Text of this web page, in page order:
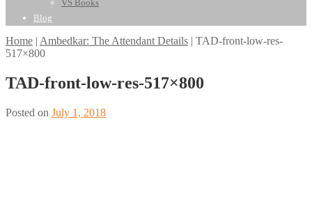
VS Books
Blog
Home | Ambedkar: The Attendant Details | TAD-front-low-res-
517×800
TAD-front-low-res-517×800
Posted on July 1, 2018